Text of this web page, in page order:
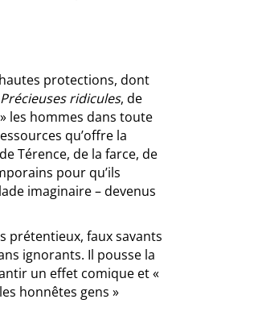
protections, dont
Précieuses ridicules, de
les hommes dans toute
qu’offre la
Térence, de la farce, de
pour qu’ils
imaginaire – devenus
prétentieux, faux savants
ignorants. Il pousse la
un effet comique et «
honnêtes gens »